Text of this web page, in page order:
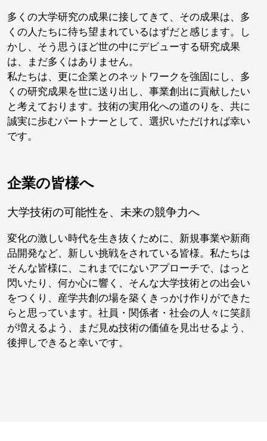
多くの大学研究の成果に接してきて、その成果は、多
くの人たちに待ち望まれているはずだと感じます。し
かし、そう思うほど世の中にデビューする研究成果
は、まだ多くはありません。
私たちは、更に企業とのネットワークを強固にし、多
くの研究成果を世に送り出し、事業創出に貢献したい
と考えております。技術の実用化への道のりを、共に
誠実に歩むパートナーとして、選択いただければ幸い
です。
企業の皆様へ
大学技術の可能性を、未来の競争力へ
変化の激しい時代を生き抜くために、新規事業や新商
品開発など、新しい挑戦をされている皆様。私たちは
そんな皆様に、これまでにないアプローチで、はっと
閃いたり、何か心に響く、そんな大学技術との出会い
をつくり、産学共創の場を築くきっかけ作りができた
らと思っています。社員・関係者・社会の人々に笑顔
が増えるよう、まだ見ぬ技術の価値を見出せるよう、
後押しできると幸いです。